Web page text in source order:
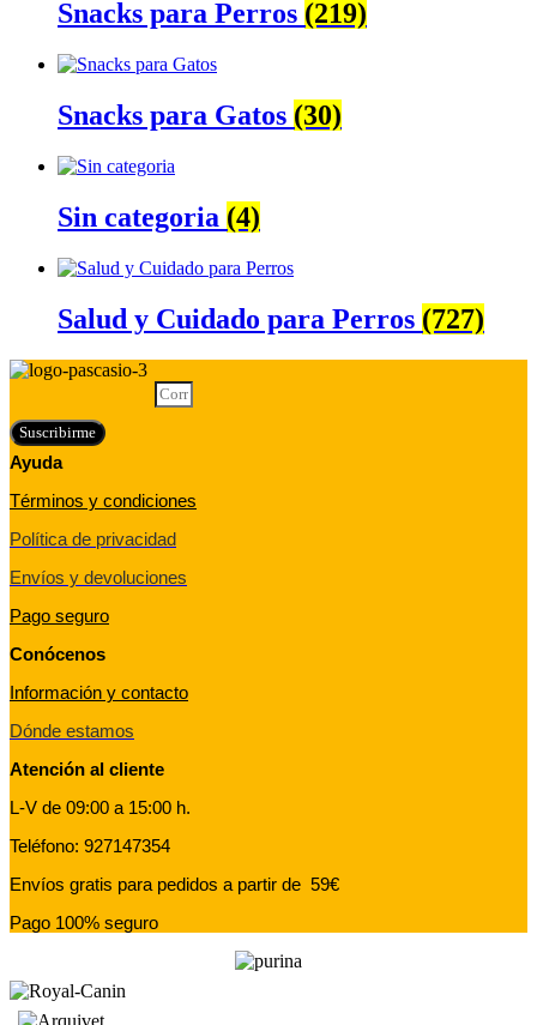
Snacks para Perros (219)
Snacks para Gatos (30)
Sin categoria (4)
Salud y Cuidado para Perros (727)
Suscribirme
Ayuda
Términos y condiciones
Política de privacidad
Envíos y devoluciones
Pago seguro
Conócenos
Información y contacto
Dónde estamos
Atención al cliente
L-V de 09:00 a 15:00 h.
Teléfono: 927147354
Envíos gratis para pedidos a partir de 59€
Pago 100% seguro